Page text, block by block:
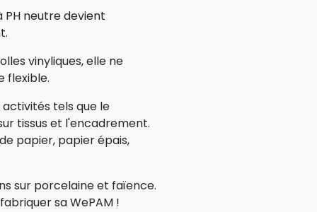
PH neutre devient
vinyliques, elle ne
flexible.
tels que le
tissus et l'encadrement.
papier, papier épais,
sur porcelaine et faïence.
sa WePAM !